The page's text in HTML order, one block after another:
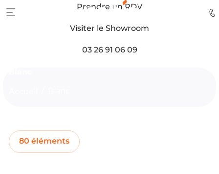
Prendre un RDV
Visiter le Showroom
03 26 91 06 09
80 éléments